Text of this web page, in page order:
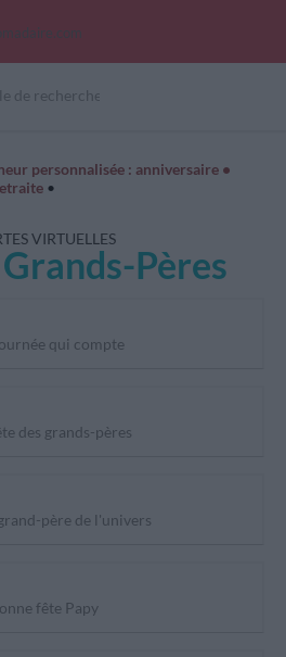
personnalisée : anniversaire •
•
années de naissance
VIRTUELLES
Pères
qui compte
des grands-pères
père de l'univers
fête Papy